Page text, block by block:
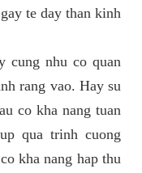
te day than kinh
cung nhu co quan
rang vao. Hay su
co kha nang tuan
qua trinh cuong
kha nang hap thu